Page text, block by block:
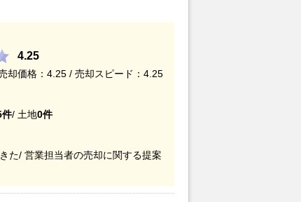
4.25
却価格：4.25 / 売却スピード：4.25
件/ 土地0件
た/ 営業担当者の売却に関する提案